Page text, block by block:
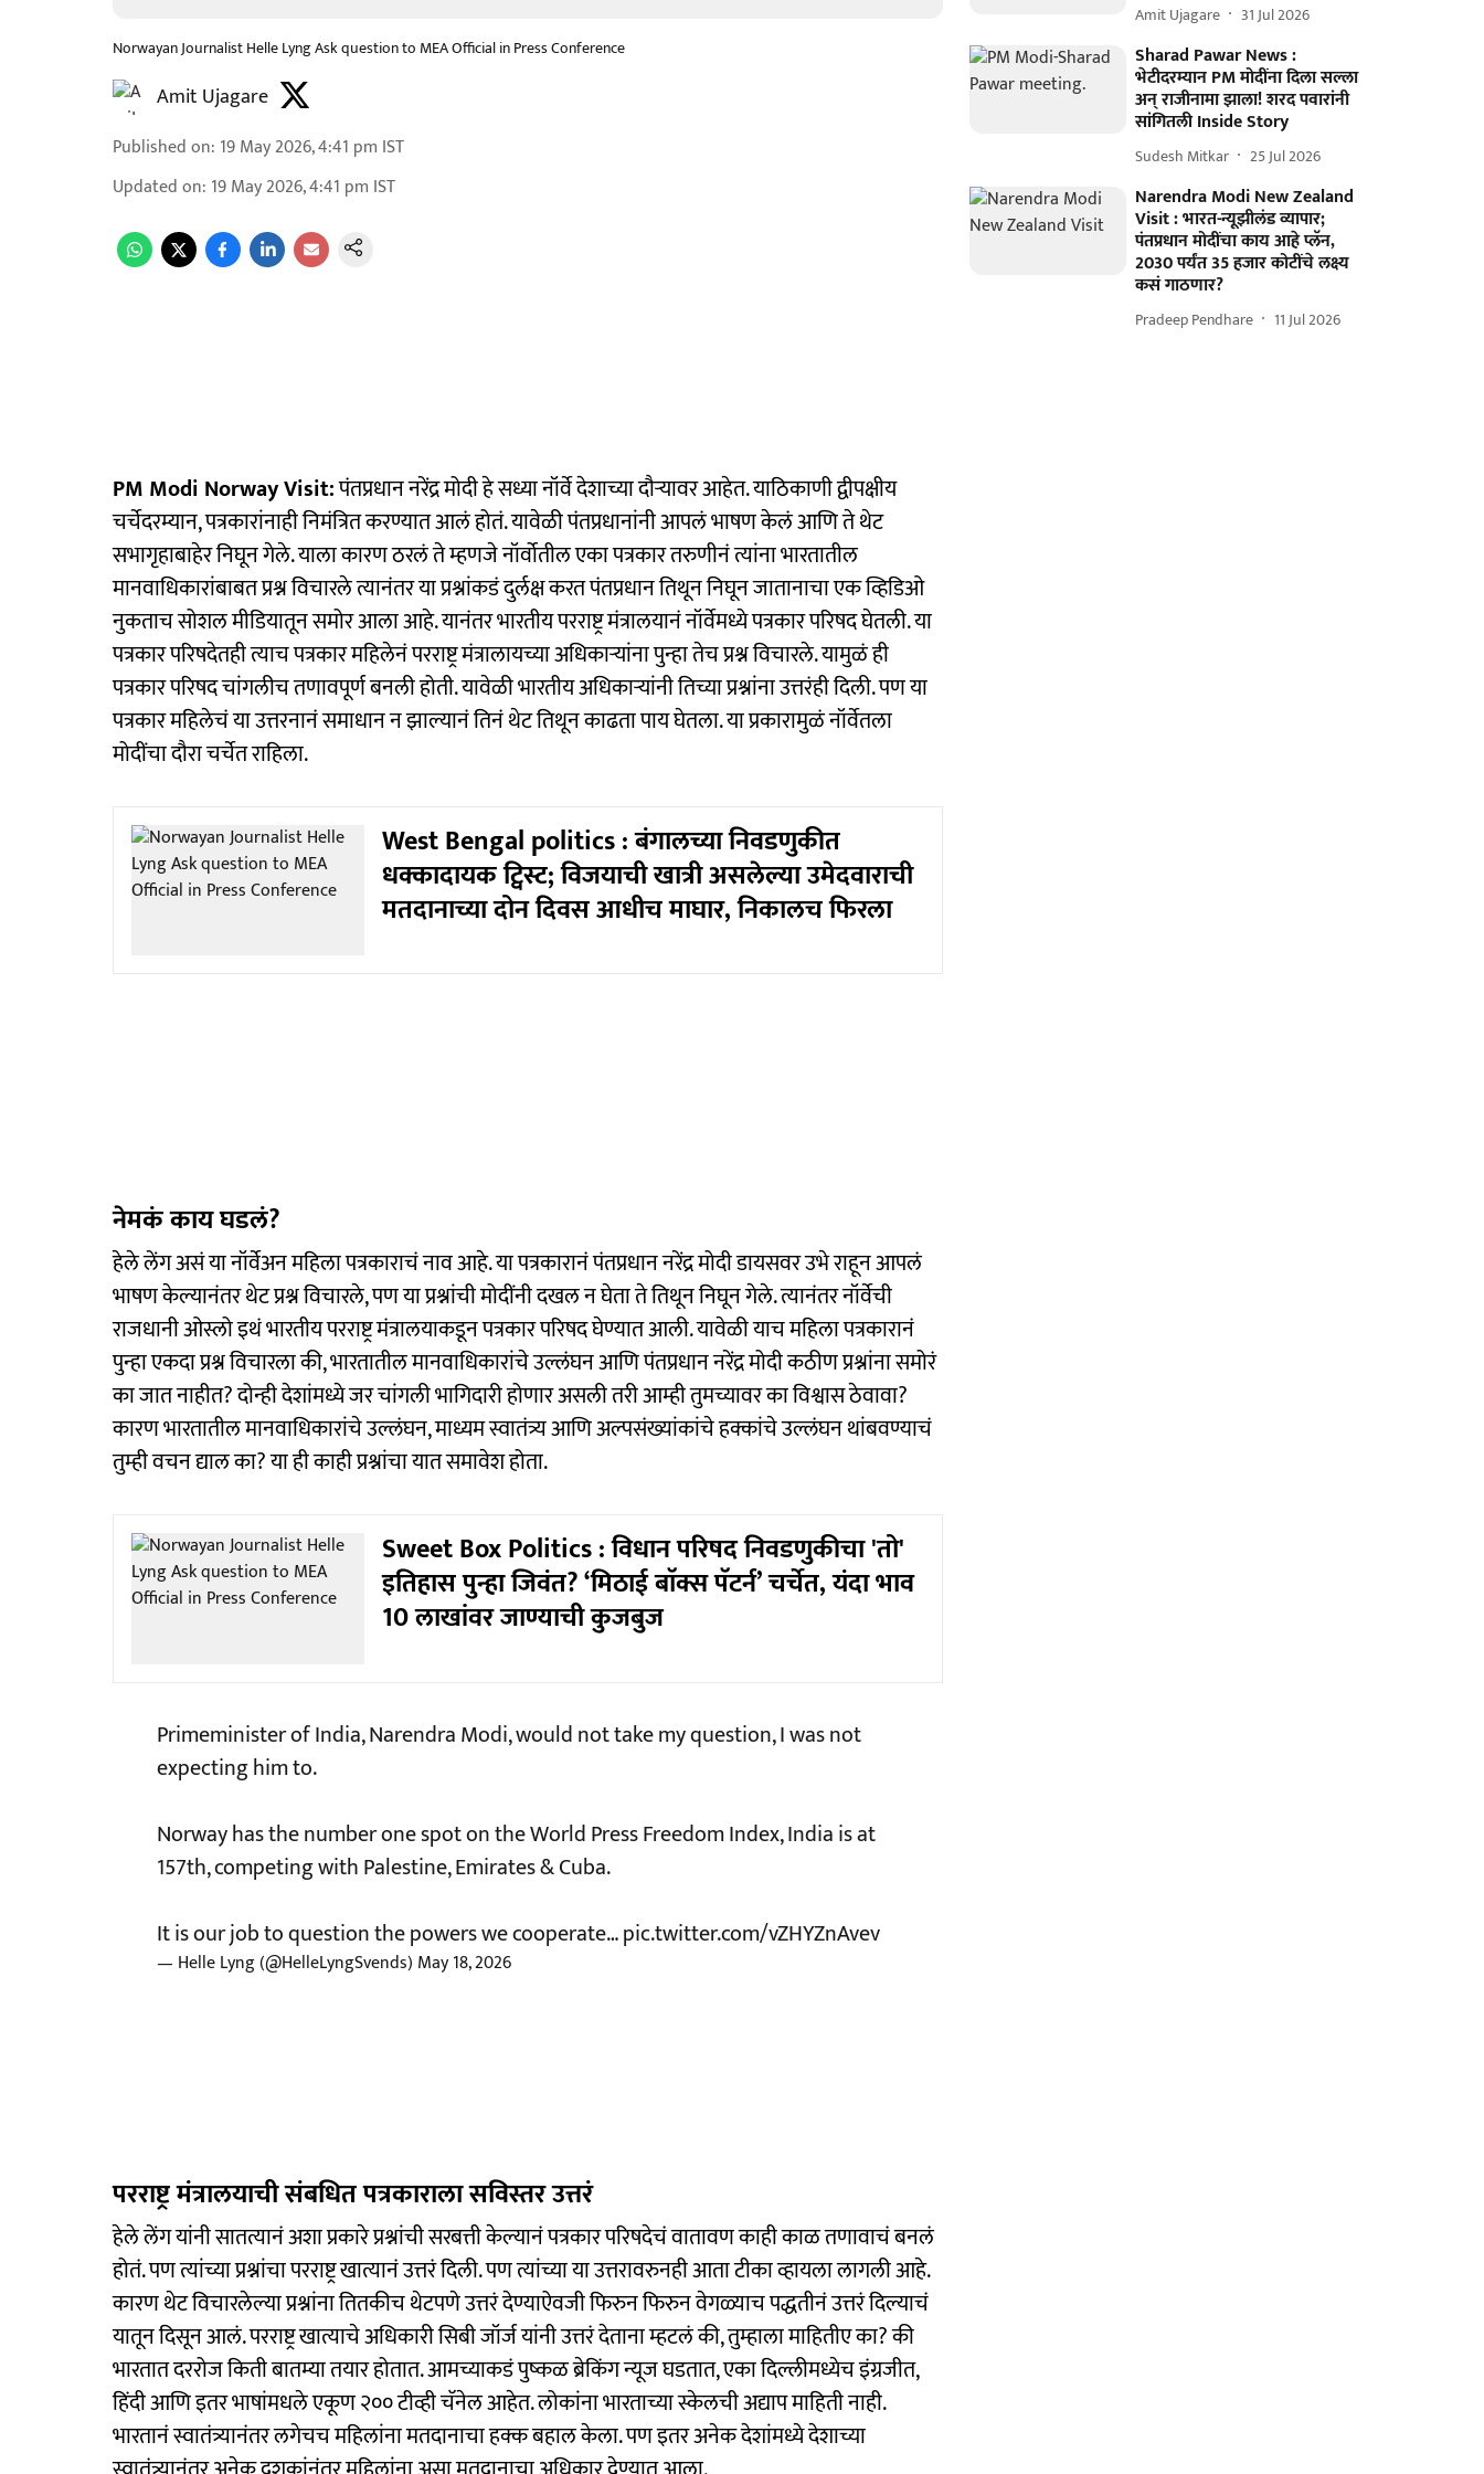
Norwayan Journalist Helle Lyng Ask question to MEA Official in Press Conference
Amit Ujagare
Published on: 19 May 2026, 4:41 pm IST
Updated on: 19 May 2026, 4:41 pm IST
PM Modi Norway Visit:पंतप्रधान नरेंद्र मोदी हे सध्या नॉर्वे देशाच्या दौऱ्यावर आहेत. याठिकाणी द्वीपक्षीय
चर्चेदरम्यान, पत्रकारांनाही निमंत्रित करण्यात आलं होतं. यावेळी पंतप्रधानांनी आपलं भाषण केलं आणि ते थेट
सभागृहाबाहेर निघून गेले. याला कारण ठरलं ते म्हणजे नॉर्वोतील एका पत्रकार तरुणीनं त्यांना भारतातील
मानवाधिकारांबाबत प्रश्न विचारले त्यानंतर या प्रश्नांकडं दुर्लक्ष करत पंतप्रधान तिथून निघून जातानाचा एक व्हिडिओ
नुकताच सोशल मीडियातून समोर आला आहे. यानंतर भारतीय परराष्ट्र मंत्रालयानं नॉर्वेमध्ये पत्रकार परिषद घेतली. या
पत्रकार परिषदेतही त्याच पत्रकार महिलेनं परराष्ट्र मंत्रालायच्या अधिकाऱ्यांना पुन्हा तेच प्रश्न विचारले. यामुळं ही
पत्रकार परिषद चांगलीच तणावपूर्ण बनली होती. यावेळी भारतीय अधिकाऱ्यांनी तिच्या प्रश्नांना उत्तरंही दिली. पण या
पत्रकार महिलेचं या उत्तरनानं समाधान न झाल्यानं तिनं थेट तिथून काढता पाय घेतला. या प्रकारामुळं नॉर्वेतला
मोदींचा दौरा चर्चेत राहिला.
West Bengal politics : बंगालच्या निवडणुकीत
धक्कादायक ट्विस्ट; विजयाची खात्री असलेल्या उमेदवाराची
मतदानाच्या दोन दिवस आधीच माघार, निकालच फिरला
नेमकं काय घडलं?
हेले लेंग असं या नॉर्वेअन महिला पत्रकाराचं नाव आहे. या पत्रकारानं पंतप्रधान नरेंद्र मोदी डायसवर उभे राहून आपलं
भाषण केल्यानंतर थेट प्रश्न विचारले, पण या प्रश्नांची मोदींनी दखल न घेता ते तिथून निघून गेले. त्यानंतर नॉर्वेची
राजधानी ओस्लो इथं भारतीय परराष्ट्र मंत्रालयाकडून पत्रकार परिषद घेण्यात आली. यावेळी याच महिला पत्रकारानं
पुन्हा एकदा प्रश्न विचारला की, भारतातील मानवाधिकारांचे उल्लंघन आणि पंतप्रधान नरेंद्र मोदी कठीण प्रश्नांना समोरं
का जात नाहीत? दोन्ही देशांमध्ये जर चांगली भागिदारी होणार असली तरी आम्ही तुमच्यावर का विश्वास ठेवावा?
कारण भारतातील मानवाधिकारांचे उल्लंघन, माध्यम स्वातंत्र्य आणि अल्पसंख्यांकांचे हक्कांचे उल्लंघन थांबवण्याचं
तुम्ही वचन द्याल का? या ही काही प्रश्नांचा यात समावेश होता.
Sweet Box Politics : विधान परिषद निवडणुकीचा 'तो'
इतिहास पुन्हा जिवंत? ‘मिठाई बाॅक्स पॅटर्न’ चर्चेत, यंदा भाव
10 लाखांवर जाण्याची कुजबुज
Primeminister of India, Narendra Modi, would not take my question, I was not
expecting him to.
Norway has the number one spot on the World Press Freedom Index, India is at
157th, competing with Palestine, Emirates & Cuba.
It is our job to question the powers we cooperate…pic.twitter.com/vZHYZnAvev
— Helle Lyng (@HelleLyngSvends) May 18, 2026
परराष्ट्र मंत्रालयाची संबधित पत्रकाराला सविस्तर उत्तरं
हेले लेंग यांनी सातत्यानं अशा प्रकारे प्रश्नांची सरबत्ती केल्यानं पत्रकार परिषदेचं वातावण काही काळ तणावाचं बनलं
होतं. पण त्यांच्या प्रश्नांचा परराष्ट्र खात्यानं उत्तरं दिली. पण त्यांच्या या उत्तरावरुनही आता टीका व्हायला लागली आहे.
कारण थेट विचारलेल्या प्रश्नांना तितकीच थेटपणे उत्तरं देण्याऐवजी फिरुन फिरुन वेगळ्याच पद्धतीनं उत्तरं दिल्याचं
यातून दिसून आलं. परराष्ट्र खात्याचे अधिकारी सिबी जॉर्ज यांनी उत्तरं देताना म्हटलं की, तुम्हाला माहितीए का? की
भारतात दररोज किती बातम्या तयार होतात. आमच्याकडं पुष्कळ ब्रेकिंग न्यूज घडतात, एका दिल्लीमध्येच इंग्रजीत,
हिंदी आणि इतर भाषांमधले एकूण २०० टीव्ही चॅनेल आहेत. लोकांना भारताच्या स्केलची अद्याप माहिती नाही.
भारतानं स्वातंत्र्यानंतर लगेचच महिलांना मतदानाचा हक्क बहाल केला. पण इतर अनेक देशांमध्ये देशाच्या
Amit Ujagare 31 Jul 2026
Sharad Pawar News :
भेटीदरम्यान PM मोदींना दिला सल्ला
अन् राजीनामा झाला! शरद पवारांनी
सांगितली Inside Story
Sudesh Mitkar 25 Jul 2026
Narendra Modi New Zealand
Visit : भारत-न्यूझीलंड व्यापार;
पंतप्रधान मोदींचा काय आहे प्लॅन,
2030 पर्यंत 35 हजार कोटींचे लक्ष्य
कसं गाठणार?
Pradeep Pendhare 11 Jul 2026